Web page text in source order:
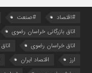
#اقتصاد #صنعت
اتاق بازرگانی خراسان رضوی
اتاق خراسان رضوی
ارز
اقتصاد ایران